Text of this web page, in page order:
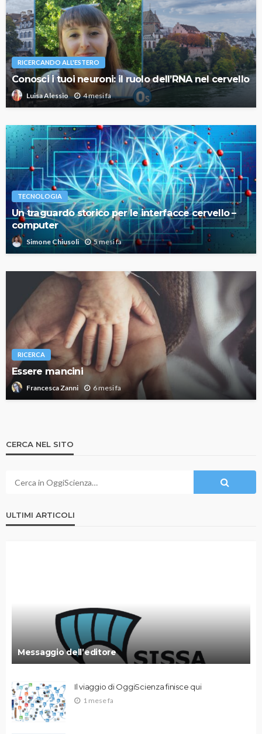
RICERCANDO ALL'ESTERO
Conosci i tuoi neuroni: il ruolo dell’RNA nel cervello
Luisa Alessio 4 mesi fa
TECNOLOGIA
Un traguardo storico per le interfacce cervello –
computer
Simone Chiusoli 5 mesi fa
RICERCA
Essere mancini
Francesca Zanni 6 mesi fa
CERCA NEL SITO
ULTIMI ARTICOLI
Messaggio dell’editore
Il viaggio di OggiScienza finisce qui
1 mese fa